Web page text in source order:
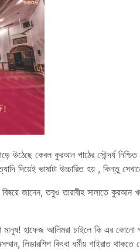
উঠেছে কেবল কুরআন পাঠের সৌন্দর্য
দিয়েই ভাষাটা উচ্চারিত হয় , কিন্তু
জানেন, তবুও তারাবীহ সালাতে
মানুষ! হাফেজ আলিমরা চাইলে কি এর
লিডারশিপ কিংবা ধর্মীয় গাইরাত